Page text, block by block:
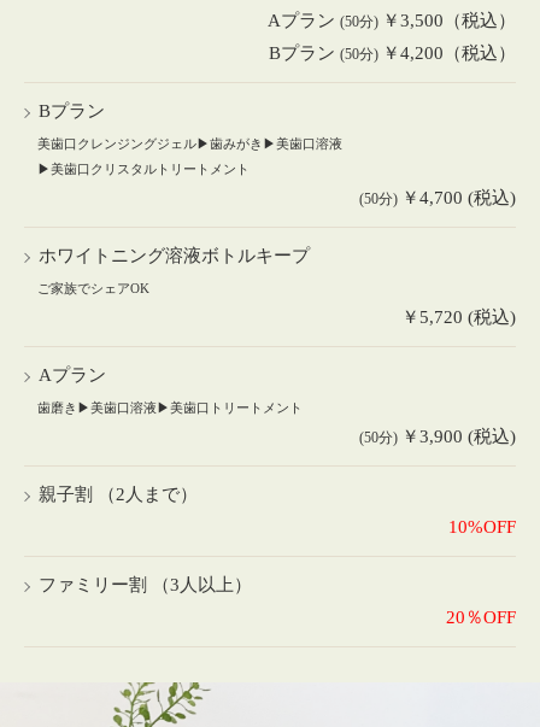
Aプラン (50分) ￥3,500（税込）
Bプラン (50分) ￥4,200（税込）
Bプラン
美歯口クレンジングジェル▶歯みがき▶美歯口溶液
▶美歯口クリスタルトリートメント
(50分) ￥4,700 (税込)
ホワイトニング溶液ボトルキープ
ご家族でシェアOK
￥5,720 (税込)
Aプラン
歯磨き▶美歯口溶液▶美歯口トリートメント
(50分) ￥3,900 (税込)
親子割 （2人まで）
10%OFF
ファミリー割 （3人以上）
20％OFF